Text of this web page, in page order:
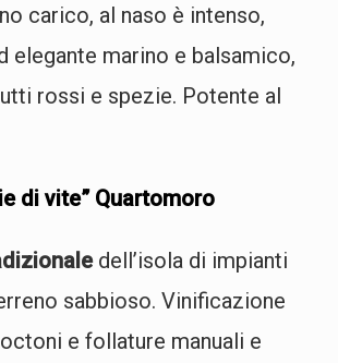
carico, al naso è intenso,
elegante marino e balsamico,
rossi e spezie. Potente al
di vite” Quartomoro
dell’isola di impianti
sabbioso. Vinificazione
e follature manuali e